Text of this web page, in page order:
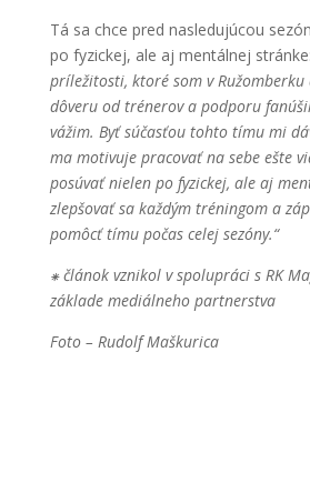
Tá sa chce pred nasledujúcou
po fyzickej, ale aj mentálnej stránke:
príležitosti, ktoré som v
dôveru od trénerov a podporu
vážim. Byť súčasťou tohto tímu mi
ma motivuje pracovať na sebe ešte
posúvať nielen po fyzickej, ale aj
zlepšovať sa každým tréningom a
pomôcť tímu počas celej sezóny.“
⁕ článok vznikol v spolupráci s RK
základe mediálneho partnerstva
Foto – Rudolf Maškurica